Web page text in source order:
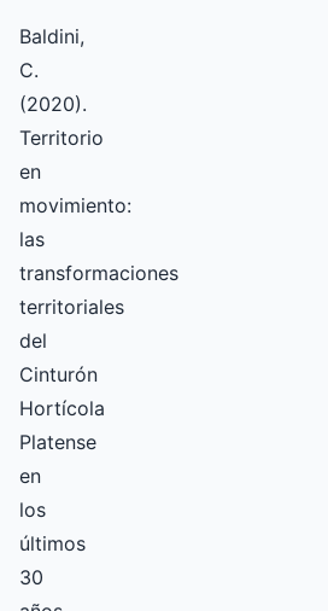
Baldini,
C.
(2020).
Territorio
en
movimiento:
las
transformaciones
territoriales
del
Cinturón
Hortícola
Platense
en
los
últimos
30